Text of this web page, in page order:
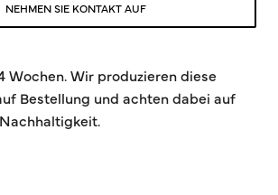
NEHMEN SIE KONTAKT AUF
Wochen. Wir produzieren diese
Bestellung und achten dabei auf